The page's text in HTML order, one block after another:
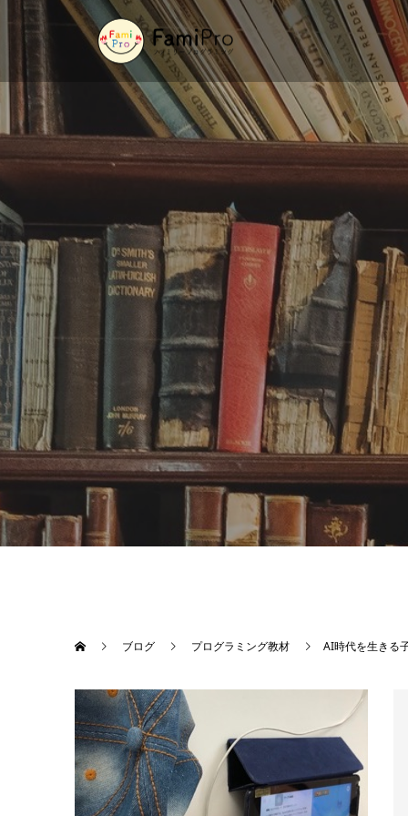
ブログ プログラミング教材 AI時代を生きる